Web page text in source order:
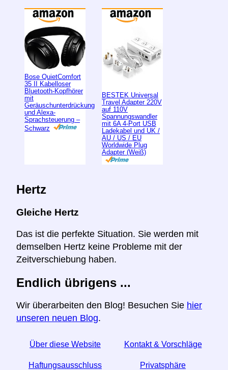
Bose QuietComfort
35 II Kabelloser
Bluetooth-Kopfhörer
mit
Geräuschunterdrückung
und Alexa-
Sprachsteuerung –
Schwarz
BESTEK Universal
Travel Adapter 220V
auf 110V
Spannungswandler
mit 6A 4-Port USB
Ladekabel und UK /
AU / US / EU
Worldwide Plug
Adapter (Weiß)
Hertz
Gleiche Hertz
Das ist die perfekte Situation. Sie werden mit
demselben Hertz keine Probleme mit der
Zeitverschiebung haben.
Endlich übrigens ...
Wir überarbeiten den Blog! Besuchen Sie hier
unseren neuen Blog.
Über diese Website Kontakt & Vorschläge
Haftungsausschluss Privatsphäre